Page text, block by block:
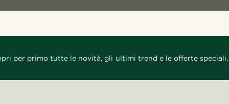
per primo tutte le novità, gli ultimi trend e le offerte speciali.